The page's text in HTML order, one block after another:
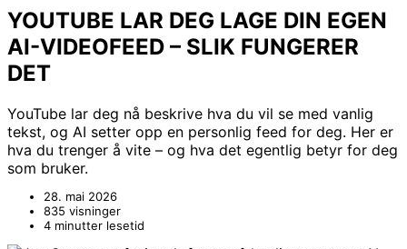
YOUTUBE LAR DEG LAGE DIN EGEN
AI-VIDEOFEED – SLIK FUNGERER
DET
YouTube lar deg nå beskrive hva du vil se med vanlig
tekst, og AI setter opp en personlig feed for deg. Her er
hva du trenger å vite – og hva det egentlig betyr for deg
som bruker.
28. mai 2026
835 visninger
4 minutter lesetid